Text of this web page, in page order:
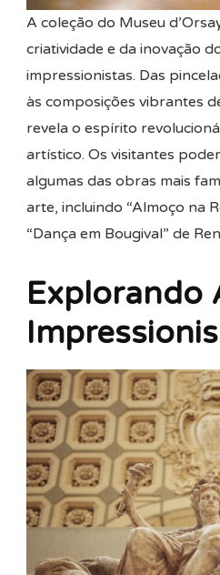
A coleção do Museu
criatividade e da inovação
impressionistas. Das
às composições vibrantes
revela o espírito
artístico. Os visitantes
algumas das obras mais
arte, incluindo “Almoço na
“Dança em Bougival” de
Explorando